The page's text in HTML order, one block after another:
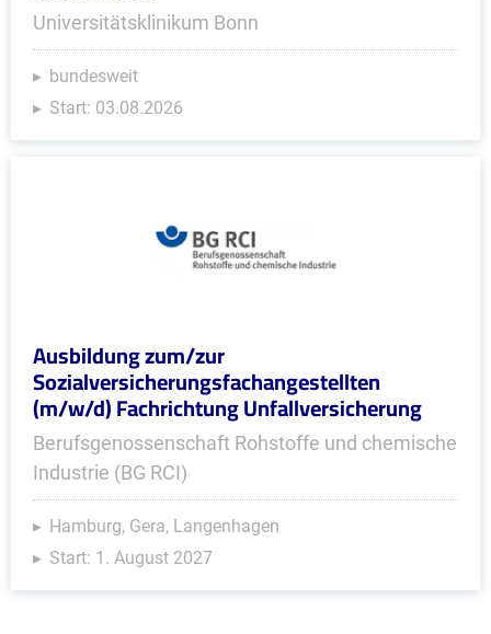
Universitätsklinikum Bonn
bundesweit
Start: 03.08.2026
Ausbildung zum/zur
Sozialversicherungsfachangestellten
(m/w/d) Fachrichtung Unfallversicherung
Berufsgenossenschaft Rohstoffe und chemische
Industrie (BG RCI)
Hamburg, Gera, Langenhagen
Start: 1. August 2027